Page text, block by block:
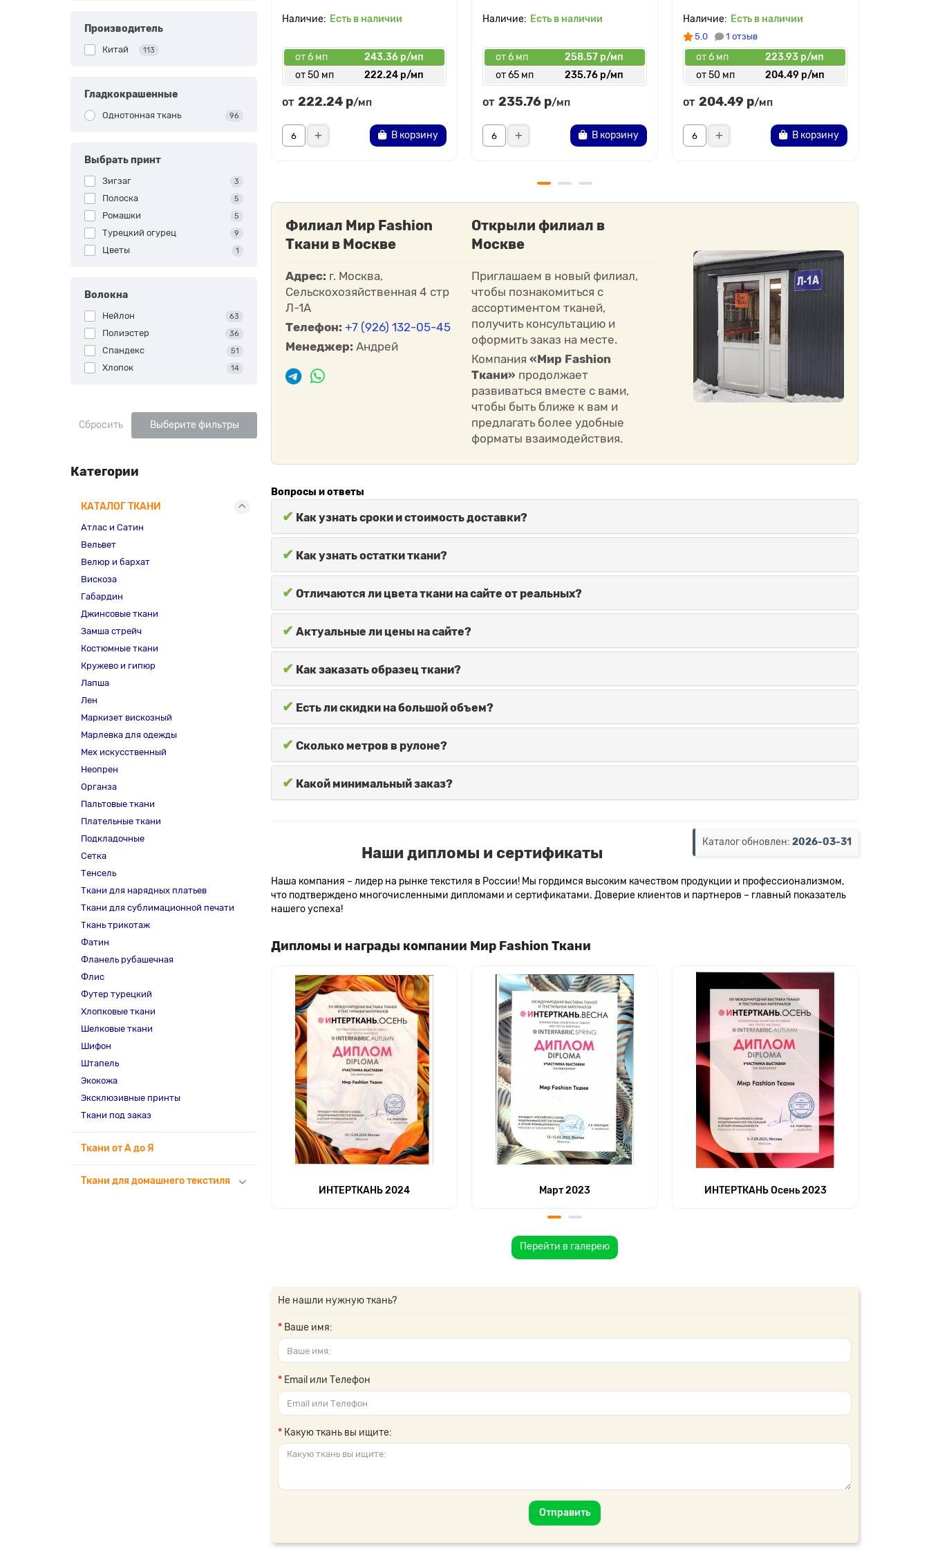
Производитель
Китай 113
Гладкокрашенные
Однотонная ткань 96
Выбрать принт
Зигзаг 3
Полоска 5
Ромашки 5
Турецкий огурец 9
Цветы 1
Волокна
Нейлон 63
Полиэстер 36
Спандекс 51
Хлопок 14
Сбросить Выберите фильтры
Категории
КАТАЛОГ ТКАНИ
Атлас и Сатин
Вельвет
Велюр и бархат
Вискоза
Габардин
Джинсовые ткани
Замша стрейч
Костюмные ткани
Кружево и гипюр
Лапша
Лен
Маркизет вискозный
Марлевка для одежды
Мех искусственный
Неопрен
Органза
Пальтовые ткани
Плательные ткани
Подкладочные
Сетка
Тенсель
Ткани для нарядных платьев
Ткани для сублимационной печати
Ткань трикотаж
Фатин
Фланель рубашечная
Флис
Футер турецкий
Хлопковые ткани
Шелковые ткани
Шифон
Штапель
Экокожа
Эксклюзивные принты
Ткани под заказ
Ткани от А до Я
Ткани для домашнего текстиля
Есть в наличии
от 6 мп
243.36 р/мп
от 50 мп
222.24 р/мп
от 222.24 р/мп
В корзину
Есть в наличии
от 6 мп
258.57 р/мп
от 65 мп
235.76 р/мп
от 235.76 р/мп
В корзину
Есть в наличии
5.0 1 отзыв
от 6 мп
223.93 р/мп
от 50 мп
204.49 р/мп
от 204.49 р/мп
В корзину
Филиал Мир Fashion
Ткани в Москве
Адрес: г. Москва,
Сельскохозяйственная 4 стр
Л-1А
Телефон: +7 (926) 132-05-45
Менеджер: Андрей
Открыли филиал в
Москве
Приглашаем в новый филиал,
чтобы познакомиться с
ассортиментом тканей,
получить консультацию и
оформить заказ на месте.
Компания«Мир Fashion
Ткани» продолжает
развиваться вместе с вами,
чтобы быть ближе к вам и
предлагать более удобные
форматы взаимодействия.
Вопросы и ответы
✔ Как узнать сроки и стоимость доставки?
✔ Как узнать остатки ткани?
✔ Отличаются ли цвета ткани на сайте от реальных?
✔ Актуальные ли цены на сайте?
✔ Как заказать образец ткани?
✔ Есть ли скидки на большой объем?
✔ Сколько метров в рулоне?
✔ Какой минимальный заказ?
Каталог обновлен: 2026-03-31
Наши дипломы и сертификаты
Наша компания – лидер на рынке текстиля в России! Мы гордимся высоким качеством продукции и профессионализмом,
что подтверждено многочисленными дипломами и сертификатами. Доверие клиентов и партнеров – главный показатель
нашего успеха!
Дипломы и награды компании Мир Fashion Ткани
ИНТЕРТКАНЬ 2024 Март 2023 ИНТЕРТКАНЬ Осень 2023
Перейти в галерею
Не нашли нужную ткань?
Ваше имя:
Email или Телефон
Какую ткань вы ищите:
Отправить